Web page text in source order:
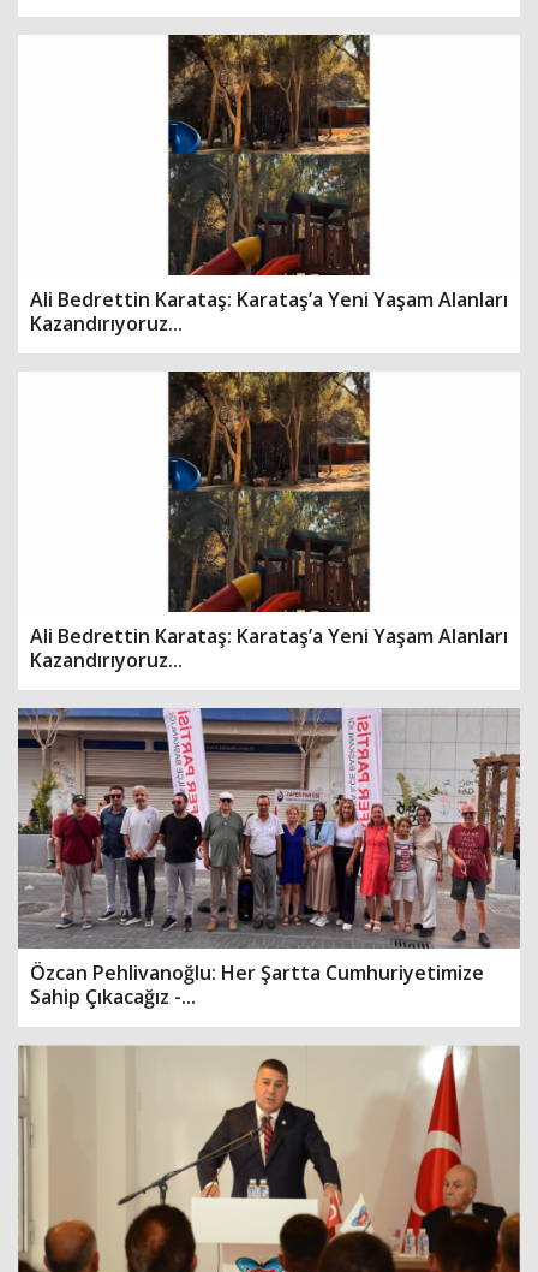
Ali Bedrettin Karataş: Karataş’a Yeni Yaşam Alanları
Kazandırıyoruz...
Ali Bedrettin Karataş: Karataş’a Yeni Yaşam Alanları
Kazandırıyoruz...
Özcan Pehlivanoğlu: Her Şartta Cumhuriyetimize
Sahip Çıkacağız -...